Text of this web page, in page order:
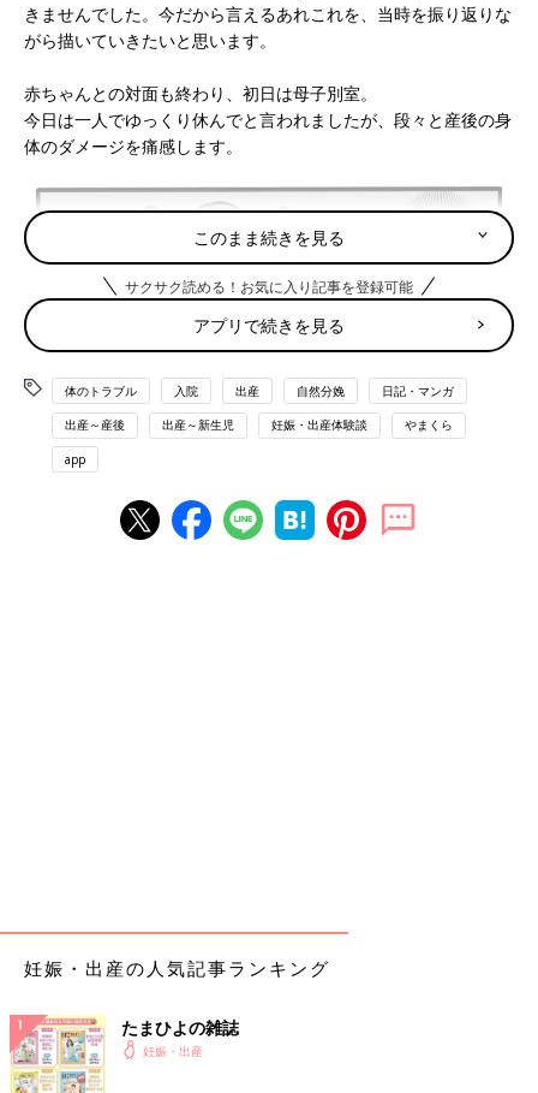
きませんでした。今だから言えるあれこれを、当時を振り返りな
がら描いていきたいと思います。
赤ちゃんとの対面も終わり、初日は母子別室。
今日は一人でゆっくり休んでと言われましたが、段々と産後の身
体のダメージを痛感します。
このまま続きを見る
サクサク読める！お気に入り記事を登録可能
アプリで続きを見る
体のトラブル 入院 出産 自然分娩 日記・マンガ
出産～産後 出産～新生児 妊娠・出産体験談 やまくら
app
妊娠・出産の人気記事ランキング
たまひよの雑誌
妊娠・出産